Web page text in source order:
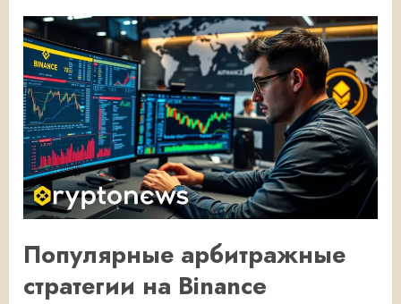
Популярные арбитражные
стратегии на Binance